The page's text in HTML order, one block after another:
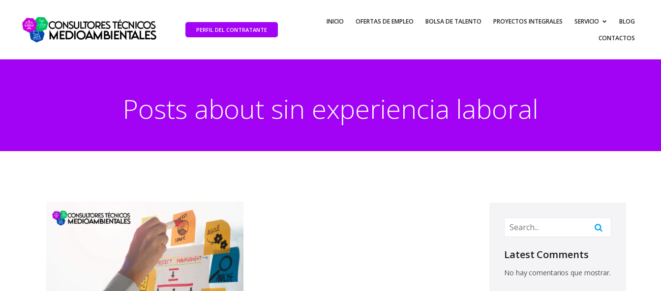
PERFIL DEL CONTRATANTE
INICIO OFERTAS DE EMPLEO BOLSA DE TALENTO PROYECTOS INTEGRALES SERVICIO
BLOG
CONTACTOS
Posts about sin experiencia laboral
Latest Comments
No hay comentarios que mostrar.